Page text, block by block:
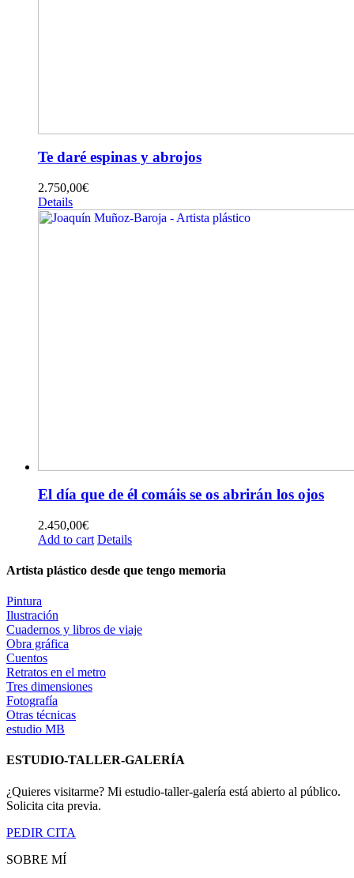
Te daré espinas y abrojos
2.750,00€
Details
El día que de él comáis se os abrirán los ojos
2.450,00€
Add to cart Details
Artista plástico desde que tengo memoria
Pintura
Ilustración
Cuadernos y libros de viaje
Obra gráfica
Cuentos
Retratos en el metro
Tres dimensiones
Fotografía
Otras técnicas
estudio MB
ESTUDIO-TALLER-GALERÍA
¿Quieres visitarme? Mi estudio-taller-galería está abierto al público.
Solicita cita previa.
PEDIR CITA
SOBRE MÍ